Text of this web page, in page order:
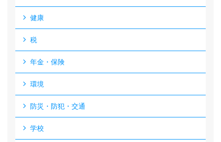
健康
税
年金・保険
環境
防災・防犯・交通
学校